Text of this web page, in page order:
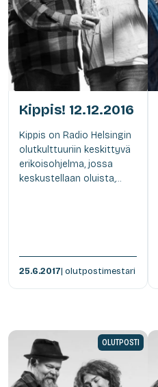
Kippis! 12.12.2016
Kippis on Radio Helsingin
olutkulttuuriin keskittyvä
erikoisohjelma, jossa
keskustellaan oluista,...
25.6.2017| olutpostimestari
OLUTPOSTI